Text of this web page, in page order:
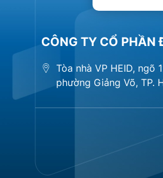
CÔNG TY CỔ PHẦN
Tòa nhà VP HEID, ngõ
phường Giảng Võ, TP.